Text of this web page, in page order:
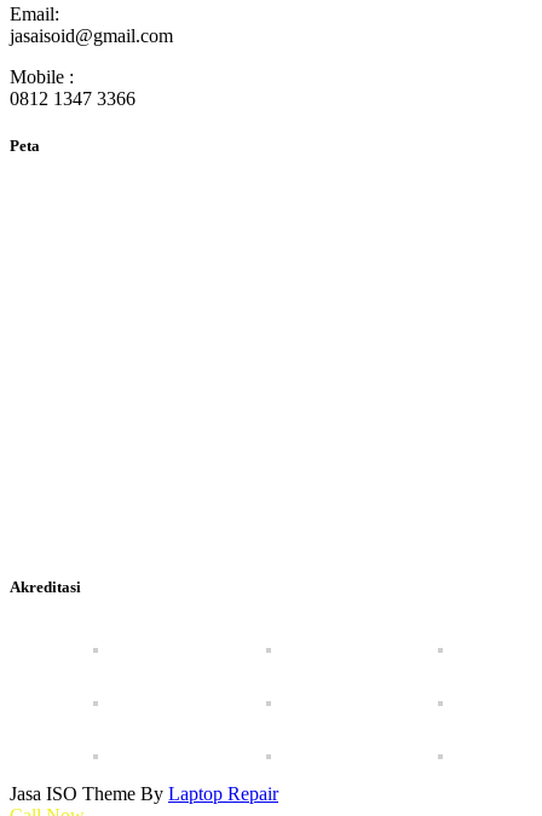
Email:
jasaisoid@gmail.com
Mobile :
0812 1347 3366
Peta
Akreditasi
Jasa ISO Theme By Laptop Repair